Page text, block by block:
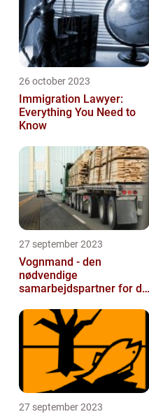
26 october 2023
Immigration Lawyer:
Everything You Need to
Know
27 september 2023
Vognmand - den
nødvendige
samarbejdspartner for dit
27 september 2023